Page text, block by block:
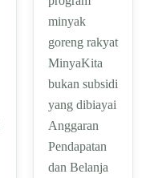
minyak
goreng rakyat
MinyaKita
bukan subsidi
yang dibiayai
Anggaran
Pendapatan
dan Belanja